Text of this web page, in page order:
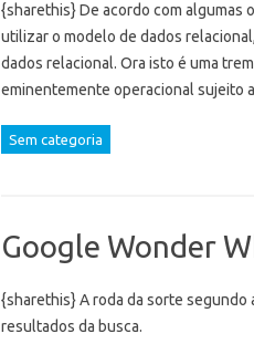
{sharethis} De acordo com algumas
utilizar o modelo de dados
dados relacional. Ora isto é uma
eminentemente operacional sujeito
Sem categoria
Google Wonder
{sharethis} A roda da sorte segundo
resultados da busca.